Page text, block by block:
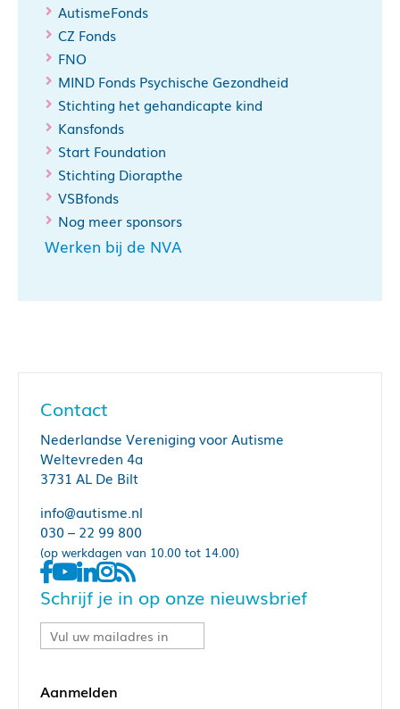
AutismeFonds
CZ Fonds
FNO
MIND Fonds Psychische Gezondheid
Stichting het gehandicapte kind
Kansfonds
Start Foundation
Stichting Diorapthe
VSBfonds
Nog meer sponsors
Werken bij de NVA
Contact
Nederlandse Vereniging voor Autisme
Weltevreden 4a
3731 AL De Bilt
info@autisme.nl
030 – 22 99 800
(op werkdagen van 10.00 tot 14.00)
Schrijf je in op onze nieuwsbrief